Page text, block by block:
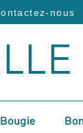
nous
Bougie